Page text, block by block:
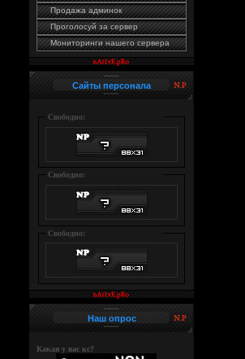
Продажа админок
Проголосуй за сервер
Мониторинги нашего сервера
Сайты персонала
Свободно:
Свободно:
Свободно:
Наш опрос
Какая у вас кс?